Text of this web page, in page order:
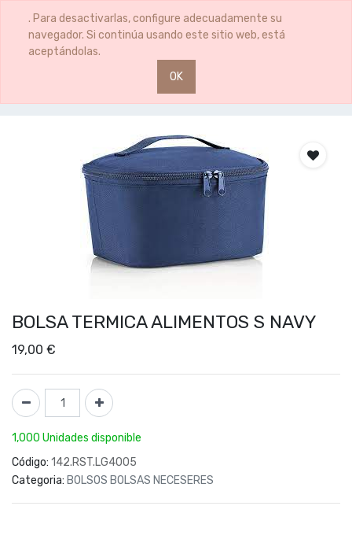
. Para desactivarlas, configure adecuadamente su
navegador. Si continúa usando este sitio web, está
aceptándolas.
OK
0 0
BOLSA TERMICA ALIMENTOS S NAVY
BOLSA TERMICA ALIMENTOS S NAVY
19,00 €
1,000 Unidades disponible
Código: 142.RST.LG4005
Categoria: BOLSOS BOLSAS NECESERES